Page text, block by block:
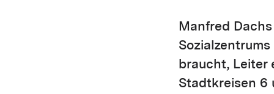
Manfred
braucht, Leiter
Stadtkreisen 6